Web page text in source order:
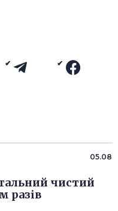
05.08
чистий
разів